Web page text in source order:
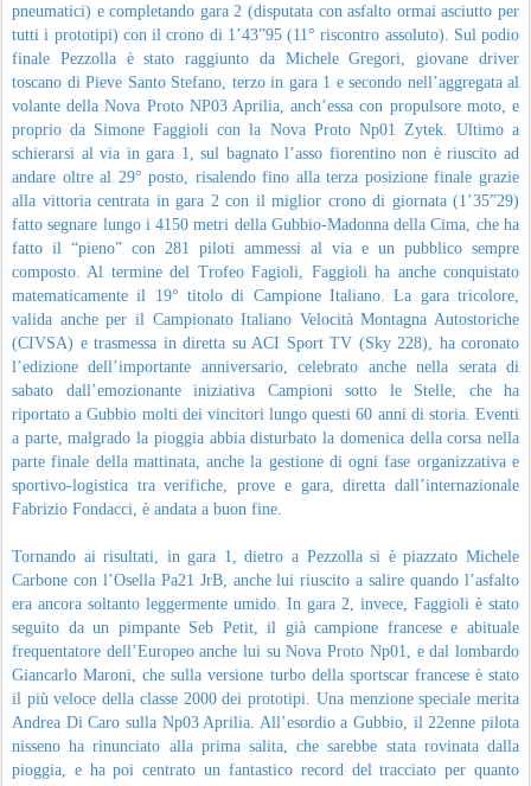
pneumatici) e completando gara 2 (disputata con asfalto ormai asciutto per
tutti i prototipi) con il crono di 1’43”95 (11° riscontro assoluto). Sul podio
finale Pezzolla è stato raggiunto da Michele Gregori, giovane driver
toscano di Pieve Santo Stefano, terzo in gara 1 e secondo nell’aggregata al
volante della Nova Proto NP03 Aprilia, anch’essa con propulsore moto, e
proprio da Simone Faggioli con la Nova Proto Np01 Zytek. Ultimo a
schierarsi al via in gara 1, sul bagnato l’asso fiorentino non è riuscito ad
andare oltre al 29° posto, risalendo fino alla terza posizione finale grazie
alla vittoria centrata in gara 2 con il miglior crono di giornata (1’35”29)
fatto segnare lungo i 4150 metri della Gubbio-Madonna della Cima, che ha
fatto il “pieno” con 281 piloti ammessi al via e un pubblico sempre
composto. Al termine del Trofeo Fagioli, Faggioli ha anche conquistato
matematicamente il 19° titolo di Campione Italiano. La gara tricolore,
valida anche per il Campionato Italiano Velocità Montagna Autostoriche
(CIVSA) e trasmessa in diretta su ACI Sport TV (Sky 228), ha coronato
l’edizione dell’importante anniversario, celebrato anche nella serata di
sabato dall’emozionante iniziativa Campioni sotto le Stelle, che ha
riportato a Gubbio molti dei vincitori lungo questi 60 anni di storia. Eventi
a parte, malgrado la pioggia abbia disturbato la domenica della corsa nella
parte finale della mattinata, anche la gestione di ogni fase organizzativa e
sportivo-logistica tra verifiche, prove e gara, diretta dall’internazionale
Fabrizio Fondacci, è andata a buon fine.
Tornando ai risultati, in gara 1, dietro a Pezzolla si è piazzato Michele
Carbone con l’Osella Pa21 JrB, anche lui riuscito a salire quando l’asfalto
era ancora soltanto leggermente umido. In gara 2, invece, Faggioli è stato
seguito da un pimpante Seb Petit, il già campione francese e abituale
frequentatore dell’Europeo anche lui su Nova Proto Np01, e dal lombardo
Giancarlo Maroni, che sulla versione turbo della sportscar francese è stato
il più veloce della classe 2000 dei prototipi. Una menzione speciale merita
Andrea Di Caro sulla Np03 Aprilia. All’esordio a Gubbio, il 22enne pilota
nisseno ha rinunciato alla prima salita, che sarebbe stata rovinata dalla
pioggia, e ha poi centrato un fantastico record del tracciato per quanto